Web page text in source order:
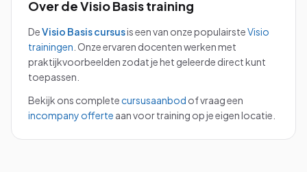
Over deVisio Basistraining
DeVisio Basiscursusis een van onze populairsteVisio
trainingen Onze ervaren docenten werken met
praktijkvoorbeelden zodat je het geleerde direct kunt
toepassen.
Bekijk ons completecursusaanbod of vraag een
incompany offerte aan voor training op je eigen locatie.